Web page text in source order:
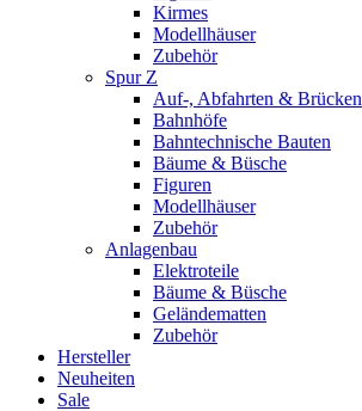
Kirmes
Modellhäuser
Zubehör
Spur Z
Auf-, Abfahrten & Brücken
Bahnhöfe
Bahntechnische Bauten
Bäume & Büsche
Figuren
Modellhäuser
Zubehör
Anlagenbau
Elektroteile
Bäume & Büsche
Geländematten
Zubehör
Hersteller
Neuheiten
Sale